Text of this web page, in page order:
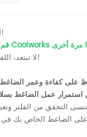
أود اليوم أن أشارككم معلومات عن فلتر ضاغط الهواء من شركة شينشيانغ كولوركس.
أهلا بالجميع!
لا تبتعد، اللقاء هو القدر!